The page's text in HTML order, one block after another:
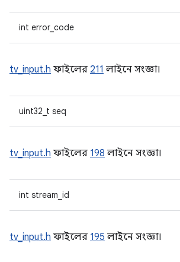
int error_code
tv_input.h ফাইলের 211 লাইনে সংজ্ঞা।
uint32_t seq
tv_input.h ফাইলের 198 লাইনে সংজ্ঞা।
int stream_id
tv_input.h ফাইলের 195 লাইনে সংজ্ঞা।